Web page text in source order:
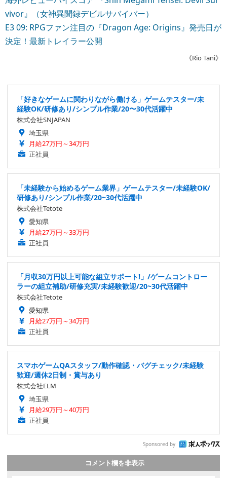
vivor』（女神異聞録デビルサバイバー）
E3 09: RPGファン注目の『Dragon Age: Origins』発売日が
決定！最新トレイラー公開
《Rio Tani》
「好きなゲームに関わりながら働ける」ゲームテスター/未
経験OK/研修あり/シンプル作業/20〜30代活躍中
株式会社SNJAPAN
埼玉県
月給27万円～34万円
正社員
「未経験から始めるゲーム業界」ゲームテスター/未経験OK/
研修あり/シンプル作業/20~30代活躍中
株式会社Tetote
愛知県
月給27万円～33万円
正社員
「月収30万円以上可能な組立サポート!」/ゲームコントロー
ラーの組立補助/研修充実/未経験歓迎/20~30代活躍中
株式会社Tetote
愛知県
月給27万円～34万円
正社員
スマホゲームQAスタッフ/動作確認・バグチェック/未経験
歓迎/週休2日制・賞与あり
株式会社ELM
埼玉県
月給29万円～40万円
正社員
Sponsored by
コメント欄を非表示